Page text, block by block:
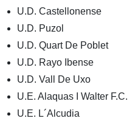
U.D. Castellonense
U.D. Puzol
U.D. Quart De Poblet
U.D. Rayo Ibense
U.D. Vall De Uxo
U.E. Alaquas I Walter F.C.
U.E. L´Alcudia